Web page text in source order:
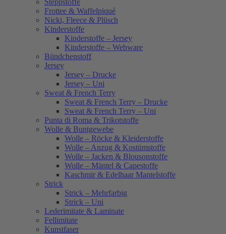
Frottee & Waffelpiqué
Nicki, Fleece & Plüsch
Kinderstoffe
Kinderstoffe – Jersey
Kinderstoffe – Webware
Bündchenstoff
Jersey
Jersey – Drucke
Jersey – Uni
Sweat & French Terry
Sweat & French Terry – Drucke
Sweat & French Terry – Uni
Punta di Roma & Trikotstoffe
Wolle & Buntgewebe
Wolle – Röcke & Kleiderstoffe
Wolle – Anzug & Kostümstoffe
Wolle – Jacken & Blousonstoffe
Wolle – Mäntel & Capestoffe
Kaschmir & Edelhaar Mantelstoffe
Strick
Strick – Mehrfarbig
Strick – Uni
Lederimitate & Laminate
Fellimitate
Kunstfaser